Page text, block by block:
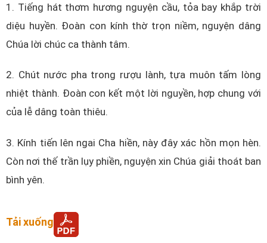
1. Tiếng hát thơm hương nguyện cầu, tỏa bay khắp trời
diệu huyền. Đoàn con kính thờ trọn niềm, nguyện dâng
Chúa lời chúc ca thành tâm.
2. Chút nước pha trong rượu lành, tựa muôn tấm lòng
nhiệt thành. Đoàn con kết một lời nguyền, hợp chung với
của lễ dâng toàn thiêu.
3. Kính tiến lên ngai Cha hiền, này đây xác hồn mọn hèn.
Còn nơi thế trần lụy phiền, nguyện xin Chúa giải thoát ban
bình yên.
Tải xuống